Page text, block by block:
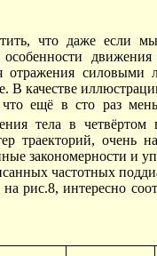
что даже если
отражения
В качестве
ещё в сто раз
тела в четвёртом
траекторий, очень
закономерности и
частотных
на рис.8, интересно